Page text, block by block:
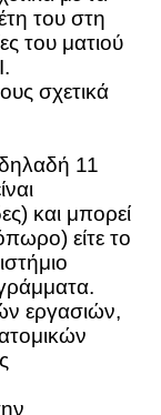
του στη
του ματιού
σχετικά
11
και μπορεί
είτε το
εργασιών,